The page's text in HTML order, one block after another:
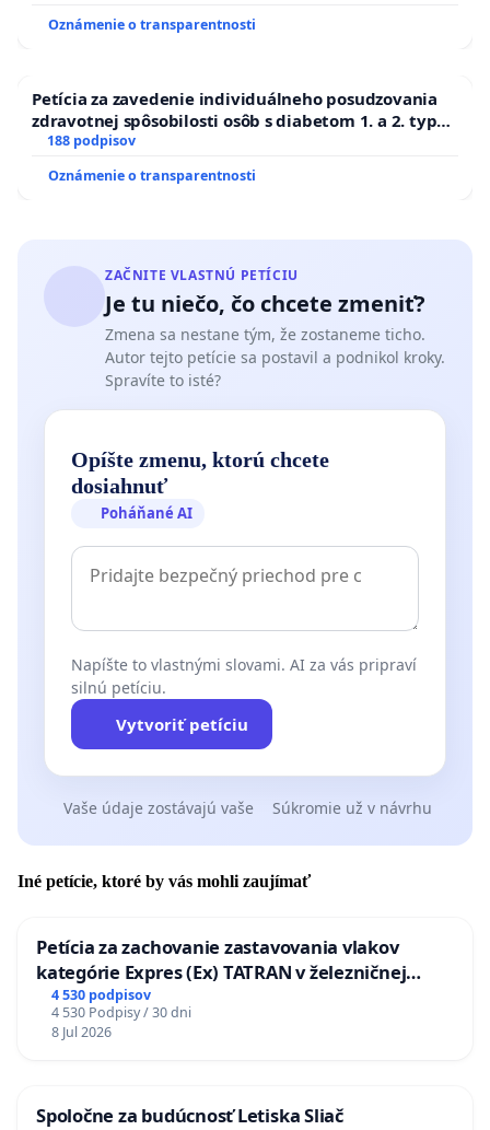
Oznámenie o transparentnosti
Petícia za zavedenie individuálneho posudzovania
zdravotnej spôsobilosti osôb s diabetom 1. a 2. typu
pri prijímaní do Policajného zboru SR
188 podpisov
Oznámenie o transparentnosti
ZAČNITE VLASTNÚ PETÍCIU
Je tu niečo, čo chcete zmeniť?
Zmena sa nestane tým, že zostaneme ticho.
Autor tejto petície sa postavil a podnikol kroky.
Spravíte to isté?
Opíšte zmenu, ktorú chcete
dosiahnuť
Poháňané AI
Napíšte to vlastnými slovami. AI za vás pripraví
silnú petíciu.
Vytvoriť petíciu
Vaše údaje zostávajú vaše Súkromie už v návrhu
Iné petície, ktoré by vás mohli zaujímať
Petícia za zachovanie zastavovania vlakov
kategórie Expres (Ex) TATRAN v železničnej
stanici Púchov
4 530 podpisov
4 530 Podpisy / 30 dni
8 Jul 2026
Spoločne za budúcnosť Letiska Sliač